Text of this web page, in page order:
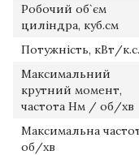
Робочий об`єм
циліндра, куб.см
Потужність, кВт/к.с.
Максимальний
крутний момент,
частота Нм / об/хв
Максимальна
об/хв